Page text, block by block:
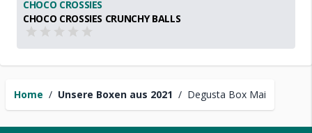
Home / Unsere Boxen aus 2021 / Degusta Box Mai
CHOCO CROSSIES
CHOCO CROSSIES CRUNCHY BALLS